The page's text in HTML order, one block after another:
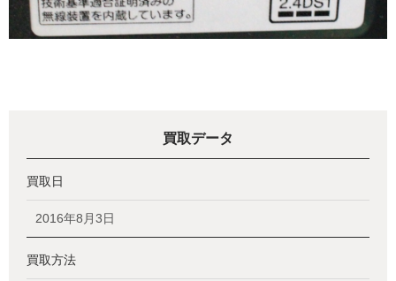
買取データ
買取日
2016年8月3日
買取方法